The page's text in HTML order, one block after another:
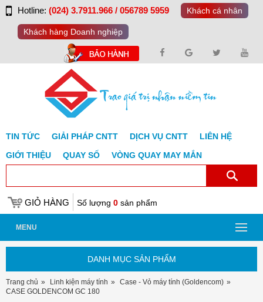
Hotline: (024) 3.7911.966 / 056789 5959 Khách cá nhân
Khách hàng Doanh nghiệp
TIN TỨC GIẢI PHÁP CNTT DỊCH VỤ CNTT
LIÊN HỆ
GIỚI THIỆU
QUAY SỐ VÒNG QUAY MAY MẮN
GIỎ HÀNG Số lượng 0 sản phẩm
MENU
DANH MỤC SẢN PHẨM
Trang chủ Linh kiện máy tính
Case - Vỏ máy tính (Goldencom)
CASE GOLDENCOM GC 180